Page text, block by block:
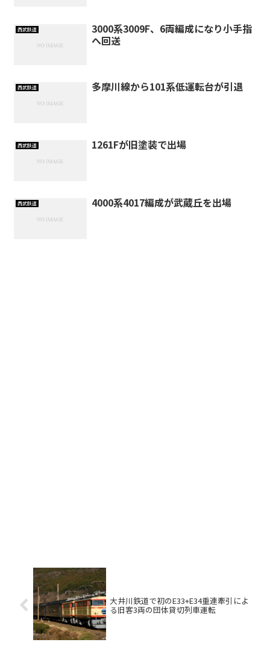
西武鉄道
3000系3009F、6両編成になり小手指
へ回送
西武鉄道 多摩川線から101系低運転台が引退
西武鉄道 1261Fが旧塗装で出場
西武鉄道 4000系4017編成が武蔵丘を出場
大井川鉄道で初のE33+E34重連牽引によ
る旧客3両の団体貸切列車運転